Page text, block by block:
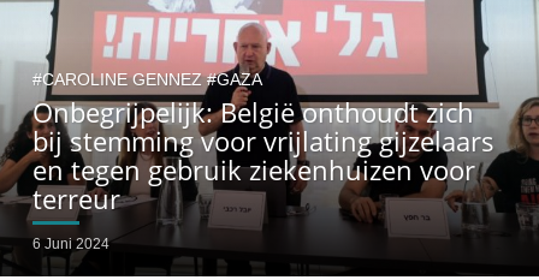
Onbegrijpelijk: België onthoudt zich
bij stemming voor vrijlating gijzelaars
en tegen gebruik ziekenhuizen voor
terreur
6 Juni 2024
CAROLINE GENNEZ GAZA